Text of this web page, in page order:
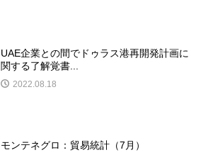
UAE企業との間でドゥラス港再開発計画に
関する了解覚書...
2022.08.18
モンテネグロ：貿易統計（7月）